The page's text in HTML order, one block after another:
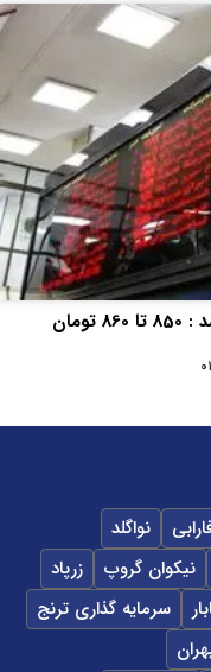
نواگلد
نیکوان گروپ
زرپاد
سرمایه گذاری ترنج